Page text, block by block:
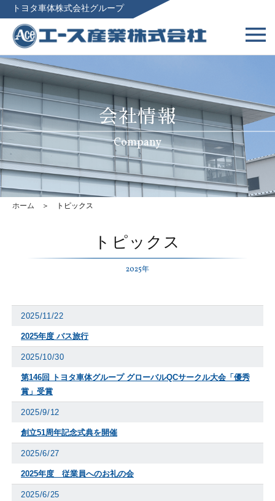
トヨタ車体株式会社グループ
会社情報
Company
ホーム ＞ トピックス
トピックス
2025年
2025/11/22
2025年度 バス旅行
2025/10/30
第146回 トヨタ車体グループ グローバルQCサークル大会「優秀
賞」受賞
2025/9/12
創立51周年記念式典を開催
2025/6/27
2025年度 従業員へのお礼の会
2025/6/25